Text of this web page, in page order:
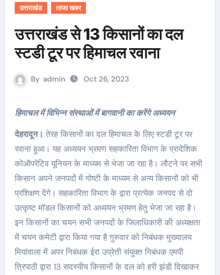
उत्तराखंड ताजा खबर
उत्तराखंड से 13 किसानों का दल
स्टडी टूर पर हिमाचल रवाना
By admin Oct 26, 2023
हिमाचल में विभिन्न संस्थाओं में बागवानी का करेंगे अध्ययन
देहरादून। तेरह किसानों का दल हिमाचल के लिए स्टडी टूर पर
रवाना हुआ। यह अध्ययन भ्रमण सहकारिता विभाग के प्रादेशिक
कोऑपरेटिव यूनियन के माध्यम से भेजा जा रहा है। लौटने पर सभी
किसान अपने जनपदों में गोष्टी के माध्यम से अन्य किसानों को भी
प्रशिक्षण देंगे। सहकारिता विभाग के द्वारा प्रत्येक जनपद से दो
उत्कृष्ट मॉडल किसानों को अध्ययन भ्रमण हेतु भेजा जा रहा है।
इन किसानों का चयन सभी जनपदों के जिलाधिकारी की अध्यक्षता
में चयन कमेटी द्वारा किया गया है गुरुवार को निबंधक मुख्यालय
मियांवाला में अपर निबंधक ईरा उप्रेती संयुक्त निबंधक एमपी
त्रिपाठी द्वारा 13 सदस्यीय किसानों के दल को हरी झंडी दिखाकर